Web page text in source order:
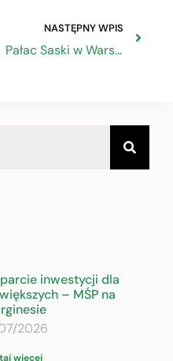
NASTĘPNY WPIS
Pałac Saski w Warszawie – czy zostanie odbudowany?
inwestycji dla
– MŚP na
2026
więcej